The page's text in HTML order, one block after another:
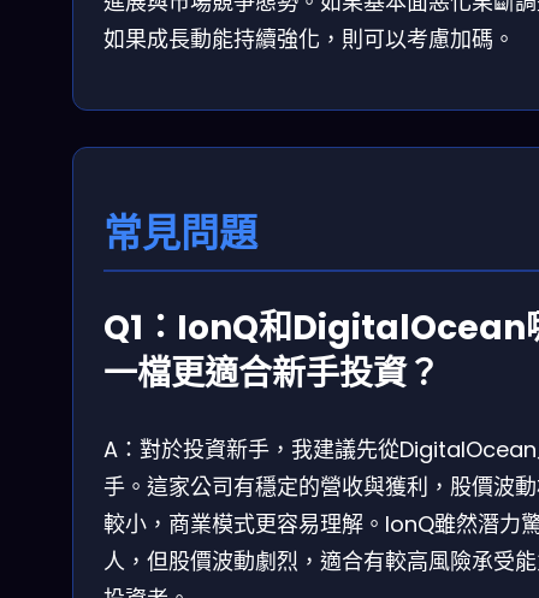
如果成長動能持續強化，則可以考慮加碼。
常見問題
Q1：IonQ和DigitalOcean
一檔更適合新手投資？
A：對於投資新手，我建議先從
手。這家公司有穩定的營收與獲利，股價波
較小，商業模式更容易理解。IonQ雖然潛力
人，但股價波動劇烈，適合有較高風險承受